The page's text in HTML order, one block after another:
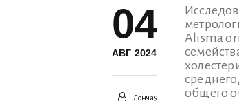
04
АВГ 2024
Лонча9
Alisma
общего